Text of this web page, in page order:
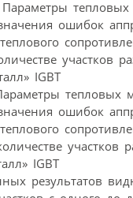
тепловых
ошибок
участков
IGBT
результатов